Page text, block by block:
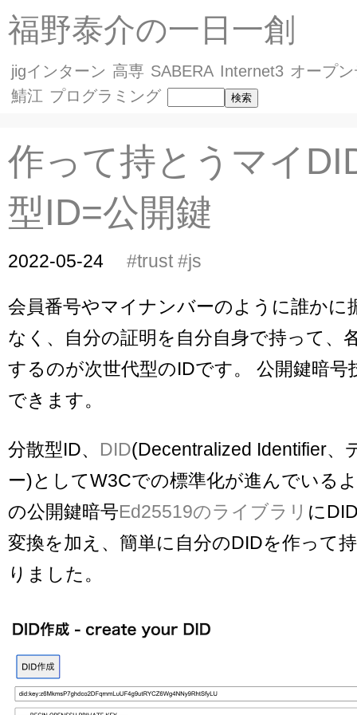
福野泰介の一日一創
jigインターン 高専 SABERA Internet3 オープ
鯖江 プログラミング
作って持とうマイ
型ID=公開鍵
2022-05-24 #trust #js
会員番号やマイナンバーのように誰かに
なく、自分の証明を自分自身で持って、
するのが次世代型のIDです。 公開鍵暗号
できます。
分散型ID、 DID(Decentralized Identifier、
ー)としてW3Cでの標準化が進んでいる
の公開鍵暗号Ed25519のライブラリ に
変換を加え、簡単に自分のDIDを作って
りました。